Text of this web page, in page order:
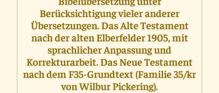
Berücksichtigung vieler anderer
Übersetzungen. Das Alte Testament
nach der alten Elberfelder 1905, mit
sprachlicher Anpassung und
Korrekturarbeit. Das Neue Testament
nach dem F35-Grundtext (Familie 35/kr
von Wilbur Pickering).